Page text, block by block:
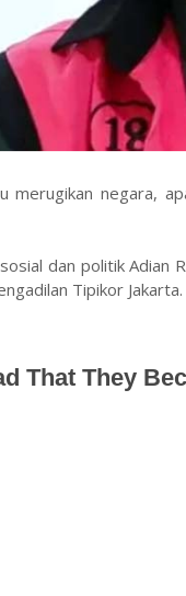
negara,
dan politik
Tipikor Jakarta.